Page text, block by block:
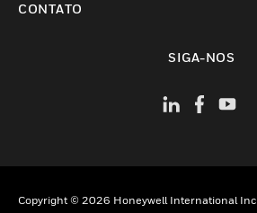
CONTATO
SIGA-NOS
Copyright © 2026 Honeywell International Inc